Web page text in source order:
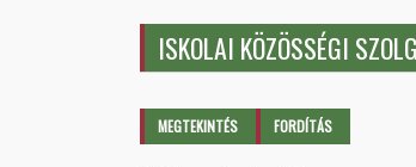
ISKOLAI KÖZÖSSÉGI
Elsődleges fülek
MEGTEKINTÉS (AKTÍVFORDÍTÁS